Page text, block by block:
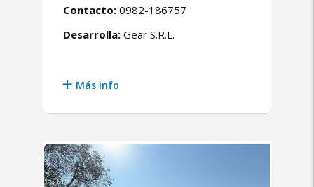
Contacto: 0982-186757
Desarrolla: Gear S.R.L.
Más info